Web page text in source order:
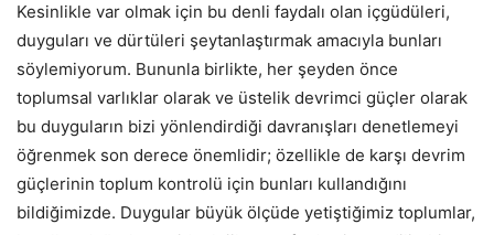
Kesinlikle var olmak için bu denli faydalı olan içgüdüleri,
duyguları ve dürtüleri şeytanlaştırmak amacıyla bunları
söylemiyorum. Bununla birlikte, her şeyden önce
toplumsal varlıklar olarak ve üstelik devrimci güçler olarak
bu duyguların bizi yönlendirdiği davranışları denetlemeyi
öğrenmek son derece önemlidir; özellikle de karşı devrim
güçlerinin toplum kontrolü için bunları kullandığını
bildiğimizde. Duygular büyük ölçüde yetiştiğimiz toplumlar,